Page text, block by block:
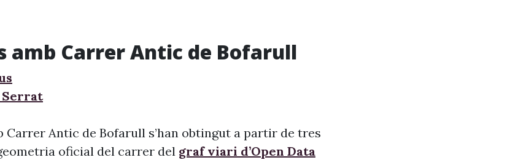
amb Carrer Antic de Bofarull
Serrat
Carrer Antic de Bofarull s’han obtingut a partir de tres
oficial del carrer del graf viari d’Open Data